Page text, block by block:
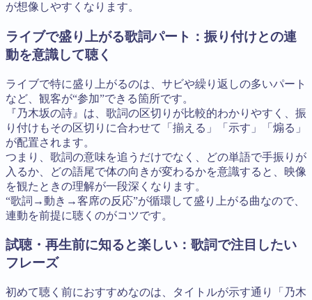
が想像しやすくなります。
ライブで盛り上がる歌詞パート：振り付けとの連
動を意識して聴く
ライブで特に盛り上がるのは、サビや繰り返しの多いパート
など、観客が“参加”できる箇所です。
『乃木坂の詩』は、歌詞の区切りが比較的わかりやすく、振
り付けもその区切りに合わせて「揃える」「示す」「煽る」
が配置されます。
つまり、歌詞の意味を追うだけでなく、どの単語で手振りが
入るか、どの語尾で体の向きが変わるかを意識すると、映像
を観たときの理解が一段深くなります。
“歌詞→動き→客席の反応”が循環して盛り上がる曲なので、
連動を前提に聴くのがコツです。
試聴・再生前に知ると楽しい：歌詞で注目したい
フレーズ
初めて聴く前におすすめなのは、タイトルが示す通り「乃木